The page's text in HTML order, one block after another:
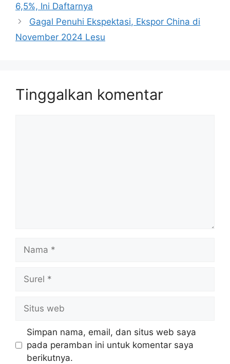
6,5%, Ini Daftarnya
Gagal Penuhi Ekspektasi, Ekspor China di
November 2024 Lesu
Tinggalkan komentar
web
Simpan nama, email, dan situs web saya
pada peramban ini untuk komentar saya
berikutnya.